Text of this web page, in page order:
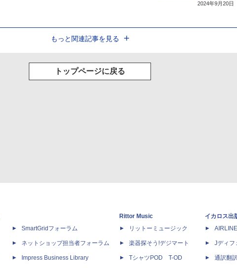
2024年9月20日
もっと関連記事を見る
トップページに戻る
SmartGridフォーラム
ネットショップ担当者フォーラム
Impress Business Library
Rittor Music
リットーミュージック
楽器探そう!デジマート
TシャツPOD T-OD
イカロス出
Jディフ
通訳翻